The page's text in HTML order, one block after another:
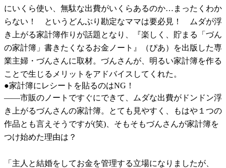
にいくら使い、無駄な出費がいくらあるのか…まったくわか
らない！ というどんぶり勘定なママは要必見！ ムダが浮
き上がる家計簿作りが話題となり、『楽しく、貯まる「づん
の家計簿」書きたくなるお金ノート』（ぴあ）を出版した専
業主婦・づんさんに取材。づんさんが、明るい家計簿を作る
ことで生じるメリットをアドバイスしてくれた。
●家計簿にレシートを貼るのはNG！
――市販のノートですぐにできて、ムダな出費がドンドン浮
き上がるづんさんの家計簿。とても見やすく、もはや１つの
作品とも言えそうですが(笑)、そもそもづんさんが家計簿を
つけ始めた理由は？
「主人と結婚をしてお金を管理する立場になりましたが、